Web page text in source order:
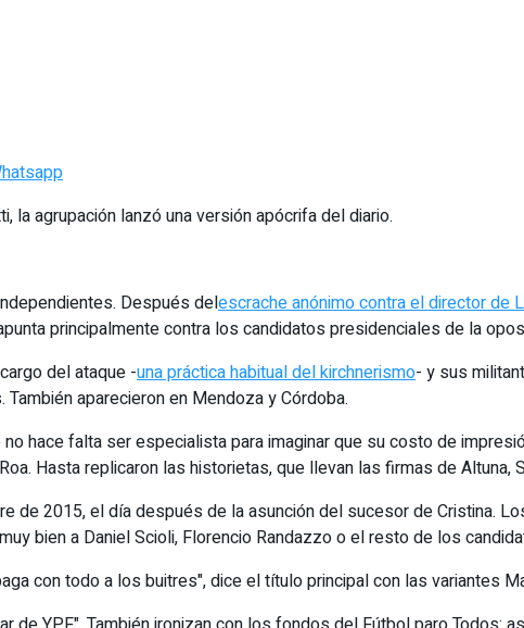
agrupación lanzó una versión apócrifa del diario.
Después delescrache anónimo contra el director de
principalmente contra los candidatos presidenciales de la
del ataque -una práctica habitual del kirchnerismo- y sus
aparecieron en Mendoza y Córdoba.
hace falta ser especialista para imaginar que su costo de
Hasta replicaron las historietas, que llevan las firmas de Altuna,
de 2015, el día después de la asunción del sucesor de Cristina.
bien a Daniel Scioli, Florencio Randazzo o el resto de los
con todo a los buitres", dice el título principal con las variantes